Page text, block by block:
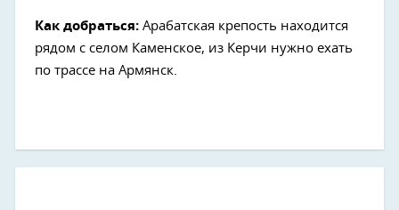
Как добраться: Арабатская крепость находится
рядом с селом Каменское, из Керчи нужно ехать
по трассе на Армянск.